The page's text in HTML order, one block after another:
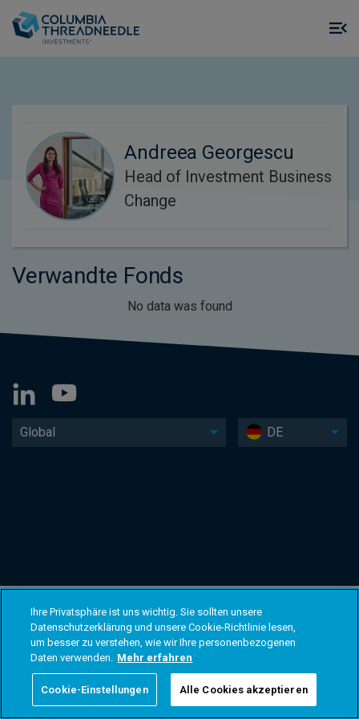
Andreea Georgescu
Head of Investment Business
Change
Verwandte Fonds
No data was found
Global DE
Ihre Privatsphäre ist uns wichtig. Sie sollten unsere
Datenschutzerklärung und unsere Cookie-Richtlinie lesen,
um besser zu verstehen, wie wir Ihre personenbezogenen
Daten verwenden. Mehr erfahren
Cookie-Einstellungen Alle Cookies akzeptieren